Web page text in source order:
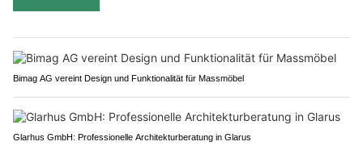
Bimag AG vereint Design und Funktionalität für Massmöbel
Glarhus GmbH: Professionelle Architekturberatung in Glarus